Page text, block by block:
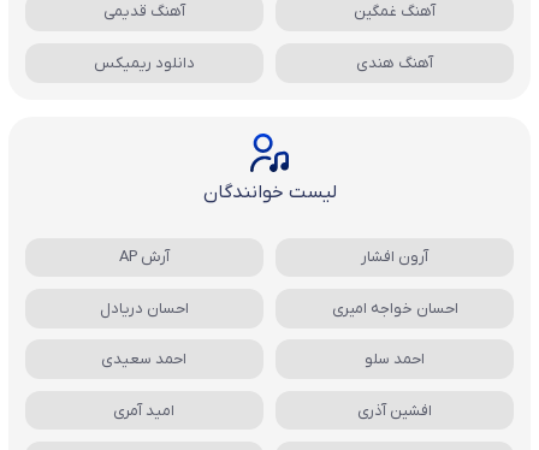
آهنگ غمگین آهنگ قدیمی
آهنگ هندی دانلود ریمیکس
لیست خوانندگان
آرون افشار آرش AP
احسان خواجه امیری احسان دریادل
احمد سلو احمد سعیدی
افشین آذری امید آمری